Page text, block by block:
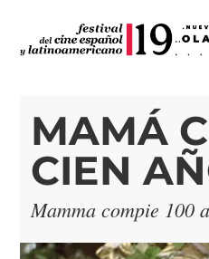
MAMÁ
CIEN
Mamma compie 100